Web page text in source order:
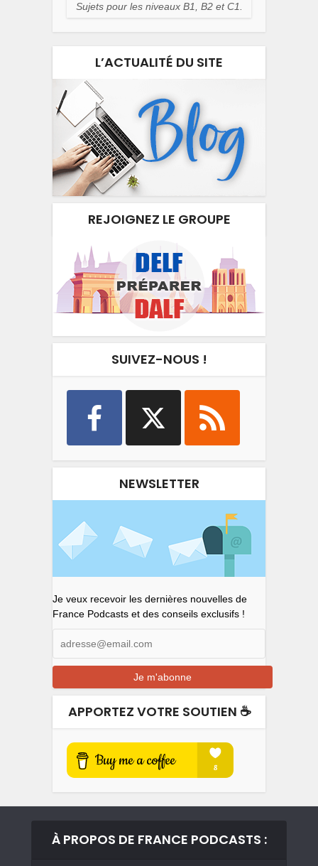
Sujets pour les niveaux B1, B2 et C1.
L’ACTUALITÉ DU SITE
REJOIGNEZ LE GROUPE
SUIVEZ-NOUS !
NEWSLETTER
Je veux recevoir les dernières nouvelles de
France Podcasts et des conseils exclusifs !
APPORTEZ VOTRE SOUTIEN ☕️
À PROPOS DE FRANCE PODCASTS :